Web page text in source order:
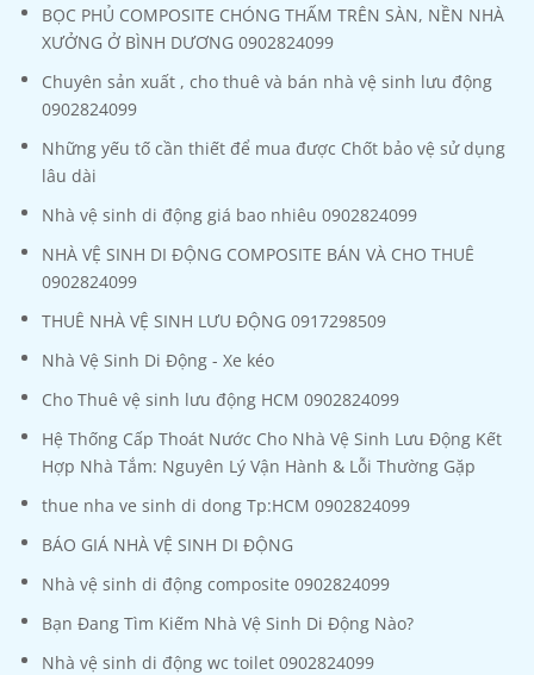
BỌC PHỦ COMPOSITE CHÓNG THẤM TRÊN SÀN, NỀN NHÀ
XƯỞNG Ở BÌNH DƯƠNG 0902824099
Chuyên sản xuất , cho thuê và bán nhà vệ sinh lưu động
0902824099
Những yếu tố cần thiết để mua được Chốt bảo vệ sử dụng
lâu dài
Nhà vệ sinh di động giá bao nhiêu 0902824099
NHÀ VỆ SINH DI ĐỘNG COMPOSITE BÁN VÀ CHO THUÊ
0902824099
THUÊ NHÀ VỆ SINH LƯU ĐỘNG 0917298509
Nhà Vệ Sinh Di Động - Xe kéo
Cho Thuê vệ sinh lưu động HCM 0902824099
Hệ Thống Cấp Thoát Nước Cho Nhà Vệ Sinh Lưu Động Kết
Hợp Nhà Tắm: Nguyên Lý Vận Hành & Lỗi Thường Gặp
thue nha ve sinh di dong Tp:HCM 0902824099
BÁO GIÁ NHÀ VỆ SINH DI ĐỘNG
Nhà vệ sinh di động composite 0902824099
Bạn Đang Tìm Kiếm Nhà Vệ Sinh Di Động Nào?
Nhà vệ sinh di động wc toilet 0902824099